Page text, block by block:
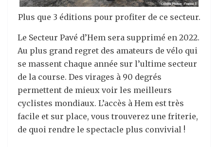
Plus que 3 éditions pour profiter de ce secteur.
Le Secteur Pavé d’Hem sera supprimé en 2022.
Au plus grand regret des amateurs de vélo qui
se massent chaque année sur l’ultime secteur
de la course. Des virages à 90 degrés
permettent de mieux voir les meilleurs
cyclistes mondiaux. L’accès à Hem est très
facile et sur place, vous trouverez une friterie,
de quoi rendre le spectacle plus convivial !